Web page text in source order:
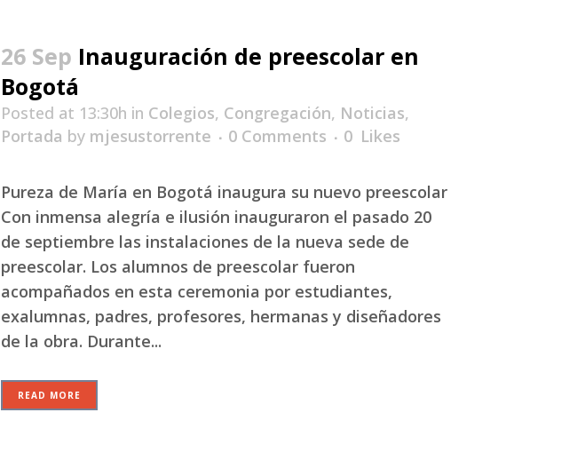
26 Sep Inauguración de preescolar en
Bogotá
Posted at 13:30h in Colegios, Congregación, Noticias,
Portada by mjesustorrente 0 Comments 0 Likes
Pureza de María en Bogotá inaugura su nuevo preescolar
Con inmensa alegría e ilusión inauguraron el pasado 20
de septiembre las instalaciones de la nueva sede de
preescolar. Los alumnos de preescolar fueron
acompañados en esta ceremonia por estudiantes,
exalumnas, padres, profesores, hermanas y diseñadores
de la obra. Durante...
READ MORE